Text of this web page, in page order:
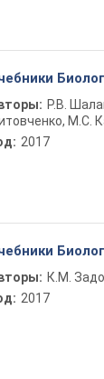
Р.В.
М.С.
2017
К.М.
2017